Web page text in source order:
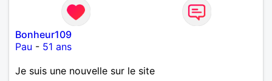
Bonheur109
Pau - 51 ans
Je suis une nouvelle sur le site